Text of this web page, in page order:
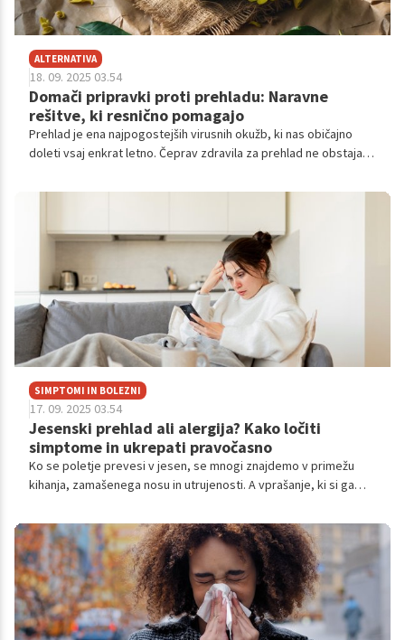
ALTERNATIVA
18. 09. 2025 03.54
Domači pripravki proti prehladu: Naravne
rešitve, ki resnično pomagajo
Prehlad je ena najpogostejših virusnih okužb, ki nas običajno
doleti vsaj enkrat letno. Čeprav zdravila za prehlad ne obstajajo,
pospešijo okrevanje.
SIMPTOMI IN BOLEZNI
17. 09. 2025 03.54
Jesenski prehlad ali alergija? Kako ločiti
simptome in ukrepati pravočasno
Ko se poletje prevesi v jesen, se mnogi znajdemo v primežu
kihanja, zamašenega nosu in utrujenosti. A vprašanje, ki si ga